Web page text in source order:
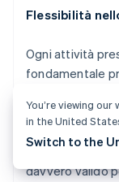
Flessibilità
Ogni attività
fondamentale
vantaggi per i
il tempo che ci
previdenziale. Il
davvero valido
You’re viewing
in the United
Switch to the